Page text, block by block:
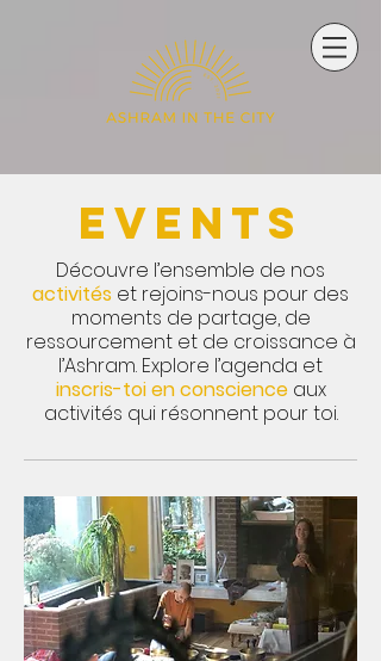
Events
Découvre l’ensemble de nos
activités et rejoins-nous pour des
moments de partage, de
ressourcement et de croissance à
l’Ashram. Explore l’agenda et
inscris-toi en conscienceaux
activités qui résonnent pour toi.